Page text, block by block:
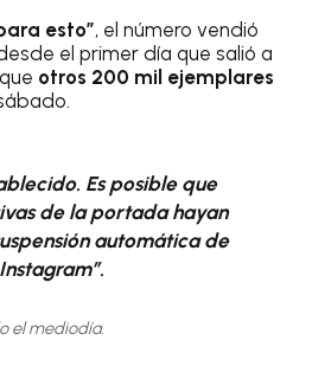
esto”, el número vendió
el primer día que salió a
otros 200 mil ejemplares
Es posible que
de la portada hayan
automática de
el mediodía.